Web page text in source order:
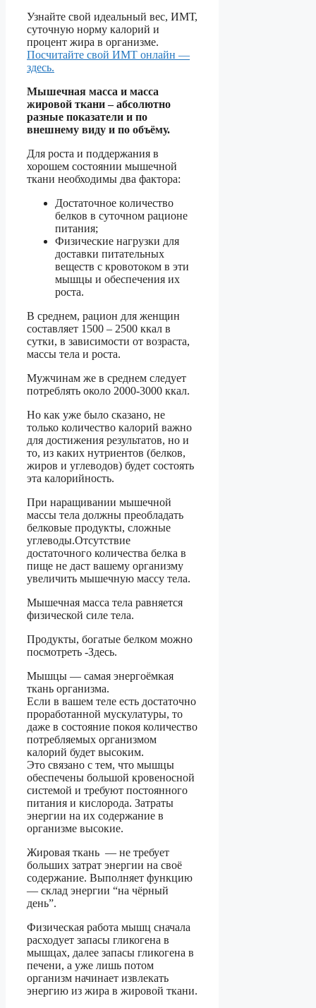
Узнайте свой идеальный вес, ИМТ,
суточную норму калорий и
процент жира в организме.
Посчитайте свой ИМТ онлайн —
здесь.
Мышечная масса и масса
жировой ткани – абсолютно
разные показатели и по
внешнему виду и по объёму.
Для роста и поддержания в
хорошем состоянии мышечной
ткани необходимы два фактора:
Достаточное количество
белков в суточном рационе
питания;
Физические нагрузки для
доставки питательных
веществ с кровотоком в эти
мышцы и обеспечения их
роста.
В среднем, рацион для женщин
составляет 1500 – 2500 ккал в
сутки, в зависимости от возраста,
массы тела и роста.
Мужчинам же в среднем следует
потреблять около 2000-3000 ккал.
Но как уже было сказано, не
только количество калорий важно
для достижения результатов, но и
то, из каких нутриентов (белков,
жиров и углеводов) будет состоять
эта калорийность.
При наращивании мышечной
массы тела должны преобладать
белковые продукты, сложные
углеводы.Отсутствие
достаточного количества белка в
пище не даст вашему организму
увеличить мышечную массу тела.
Мышечная масса тела равняется
физической силе тела.
Продукты, богатые белком можно
посмотреть -Здесь.
Мышцы — самая энергоёмкая
ткань организма.
Если в вашем теле есть достаточно
проработанной мускулатуры, то
даже в состояние покоя количество
потребляемых организмом
калорий будет высоким.
Это связано с тем, что мышцы
обеспечены большой кровеносной
системой и требуют постоянного
питания и кислорода. Затраты
энергии на их содержание в
организме высокие.
Жировая ткань — не требует
больших затрат энергии на своё
содержание. Выполняет функцию
— склад энергии “на чёрный
день”.
Физическая работа мышц сначала
расходует запасы гликогена в
мышцах, далее запасы гликогена в
печени, а уже лишь потом
организм начинает извлекать
энергию из жира в жировой ткани.